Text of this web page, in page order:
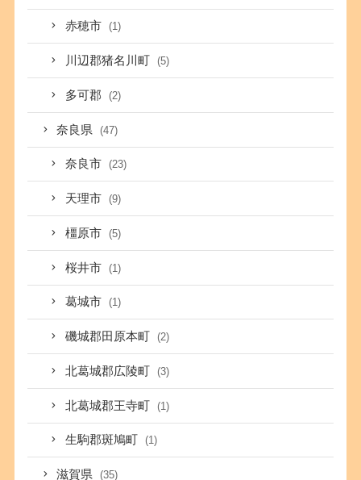
赤穂市 (1)
川辺郡猪名川町 (5)
多可郡 (2)
奈良県 (47)
奈良市 (23)
天理市 (9)
橿原市 (5)
桜井市 (1)
葛城市 (1)
磯城郡田原本町 (2)
北葛城郡広陵町 (3)
北葛城郡王寺町 (1)
生駒郡斑鳩町 (1)
滋賀県 (35)